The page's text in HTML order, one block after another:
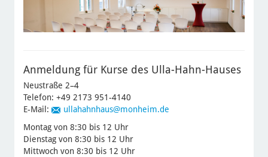
Anmeldung für Kurse des Ulla-Hahn-Hauses
Neustraße 2–4
Telefon: +49 2173 951-4140
E-Mail:
ullahahnhaus@monheim.de
Montag von 8:30 bis 12 Uhr
Dienstag von 8:30 bis 12 Uhr
Mittwoch von 8:30 bis 12 Uhr